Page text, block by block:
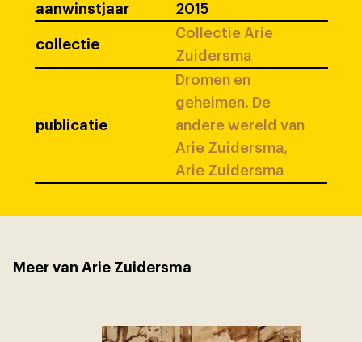
aanwinstjaar
2015
collectie
Collectie Arie
Zuidersma
publicatie
Dromen en
geheimen. De
andere wereld van
Arie Zuidersma,
Arie Zuidersma
Meer van Arie Zuidersma